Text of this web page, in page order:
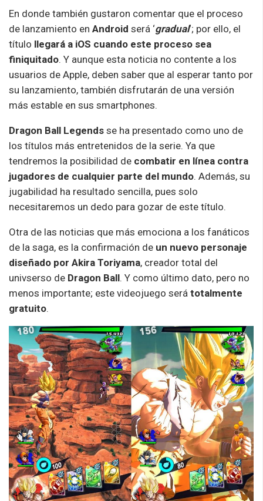
En donde también gustaron comentar que el proceso
de lanzamiento en Android será ‘gradual‘; por ello, el
título llegará a iOS cuando este proceso sea
finiquitado. Y aunque esta noticia no contente a los
usuarios de Apple, deben saber que al esperar tanto por
su lanzamiento, también disfrutarán de una versión
más estable en sus smartphones.
Dragon Ball Legends se ha presentado como uno de
los títulos más entretenidos de la serie. Ya que
tendremos la posibilidad de combatir en línea contra
jugadores de cualquier parte del mundo. Además, su
jugabilidad ha resultado sencilla, pues solo
necesitaremos un dedo para gozar de este título.
Otra de las noticias que más emociona a los fanáticos
de la saga, es la confirmación de un nuevo personaje
diseñado por Akira Toriyama, creador total del
univserso de Dragon Ball. Y como último dato, pero no
menos importante; este videojuego será totalmente
gratuito.